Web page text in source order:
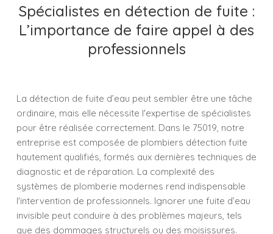
Spécialistes en détection de fuite :
L’importance de faire appel à des
professionnels
La détection de fuite d’eau peut sembler être une tâche
ordinaire, mais elle nécessite l'expertise de spécialistes
pour être réalisée correctement. Dans le 75019, notre
entreprise est composée de plombiers détection fuite
hautement qualifiés, formés aux dernières techniques de
diagnostic et de réparation. La complexité des
systèmes de plomberie modernes rend indispensable
l'intervention de professionnels. Ignorer une fuite d’eau
invisible peut conduire à des problèmes majeurs, tels
que des dommages structurels ou des moisissures.